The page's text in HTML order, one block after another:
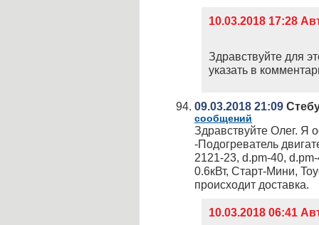
10.03.2018 17:28
Здравствуйте для
указать в
09.03.2018 21:09
сообщений
Здравствуйте Олег. Я
-Подогреватель
2121-23, d.pm-40,
0.6кВт, Старт-Мини,
происходит доставка.
10.03.2018 06:41